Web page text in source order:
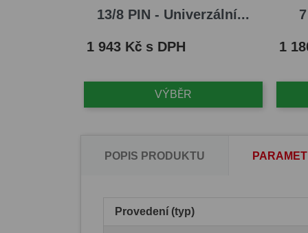
13/8 PIN - Univerzální...
Cena
1 943 Kč s DPH
VÝBĚR
Cena
1
POPIS PRODUKTU
Provedení (typ)